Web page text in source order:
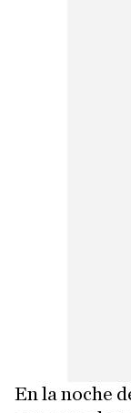
En la noche